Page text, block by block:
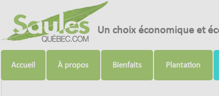
Un choix économique et
Accueil À propos Bienfaits Plantation